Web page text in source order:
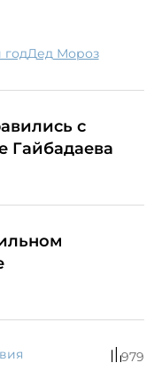
год Дед Мороз
с
Гайбадаева
979